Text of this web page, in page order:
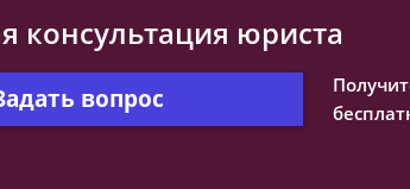
консультация юриста
вопрос